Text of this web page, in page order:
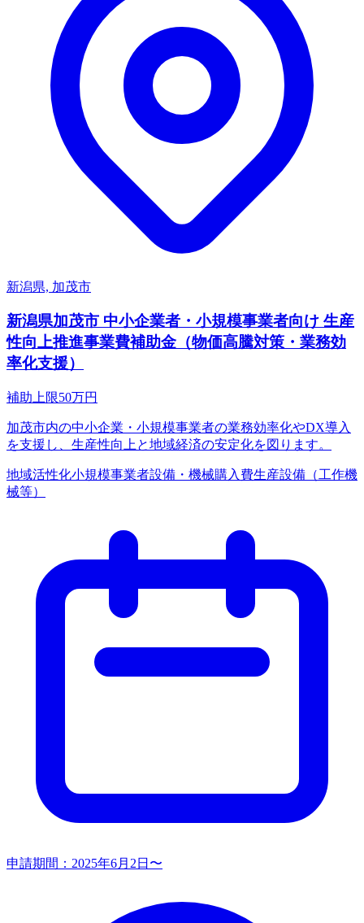
新潟県, 加茂市
新潟県加茂市 中小企業者・小規模事業者向け 生産
性向上推進事業費補助金（物価高騰対策・業務効
率化支援）
補助上限50万円
加茂市内の中小企業・小規模事業者の業務効率化やDX導入
を支援し、生産性向上と地域経済の安定化を図ります。
地域活性化小規模事業者設備・機械購入費生産設備（工作機
械等）
申請期間： 2025年6月2日〜